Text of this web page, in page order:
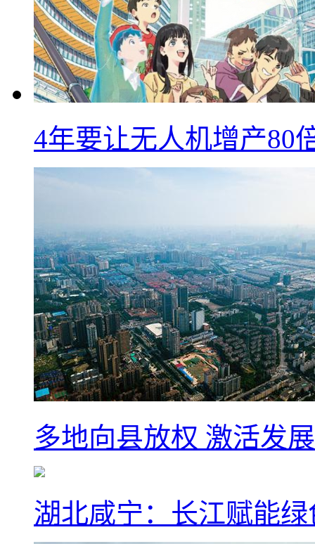
4年要让无人机增产80
多地向县放权 激活发
湖北咸宁：长江赋能